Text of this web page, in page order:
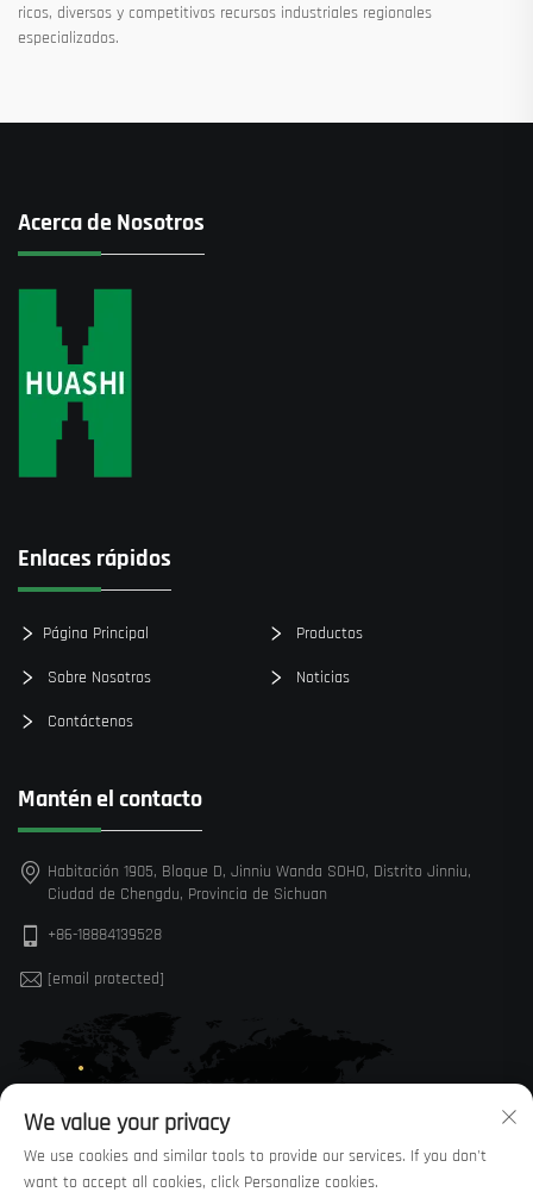
ricos, diversos y competitivos recursos industriales regionales
especializados.
Acerca de Nosotros
Enlaces rápidos
Página Principal Productos
Sobre Nosotros Noticias
Contáctenos
Mantén el contacto
Habitación 1905, Bloque D, Jinniu Wanda SOHO, Distrito Jinniu,
Ciudad de Chengdu, Provincia de Sichuan
+86-18884139528
[email protected]
We value your privacy
We use cookies and similar tools to provide our services. If you don't
want to accept all cookies, click Personalize cookies.